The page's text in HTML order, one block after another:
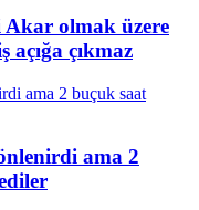
olmak üzere
açığa çıkmaz
ama 2